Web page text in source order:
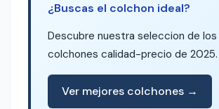
¿Buscas el colchon ideal?
Descubre nuestra seleccion de
colchones calidad-precio de 2025.
Ver mejores colchones →